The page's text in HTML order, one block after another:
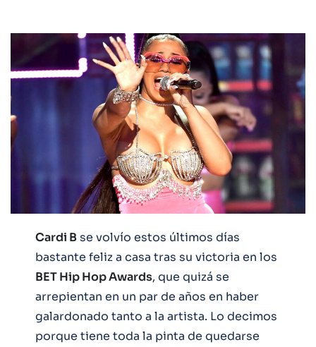
Cardi Bse volvío estos últimos días
bastante feliz a casa tras su victoria en los
BET Hip Hop Awards, que quizá se
arrepientan en un par de años en haber
galardonado tanto a la artista. Lo decimos
porque tiene toda la pinta de quedarse